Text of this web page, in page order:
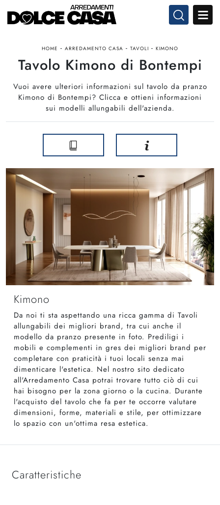
HOME - ARREDAMENTO CASA - TAVOLI - KIMONO
Tavolo Kimono di Bontempi
Vuoi avere ulteriori informazioni sul tavolo da pranzo
Kimono di Bontempi? Clicca e ottieni informazioni
sui modelli allungabili dell'azienda.
Kimono
Da noi ti sta aspettando una ricca gamma di Tavoli
allungabili dei migliori brand, tra cui anche il
modello da pranzo presente in foto. Prediligi i
mobili e complementi in gres dei migliori brand per
completare con praticità i tuoi locali senza mai
dimenticare l'estetica. Nel nostro sito dedicato
all'Arredamento Casa potrai trovare tutto ciò di cui
hai bisogno per la zona giorno o la cucina. Durante
l'acquisto del tavolo che fa per te occorre valutare
dimensioni, forme, materiali e stile, per ottimizzare
lo spazio con un'ottima resa estetica.
Caratteristiche